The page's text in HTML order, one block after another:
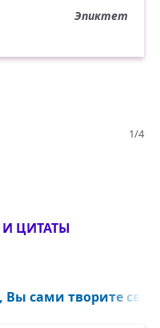
Эпиктет
1/4
ЦИТАТЫ
Вы сами творите